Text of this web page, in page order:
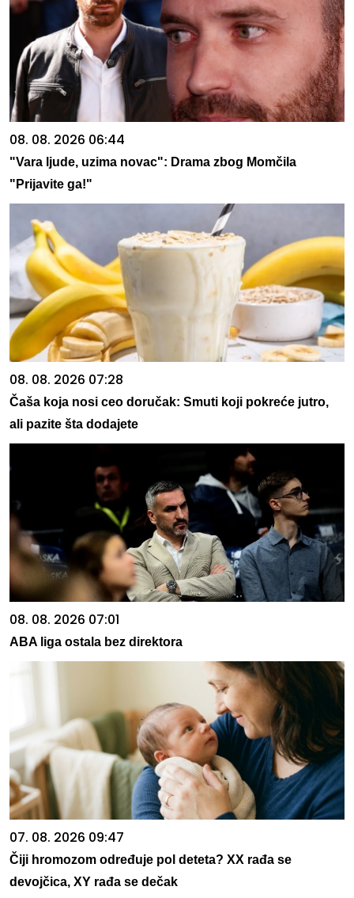
08. 08. 2026 06:44
"Vara ljude, uzima novac": Drama zbog Momčila
"Prijavite ga!"
08. 08. 2026 07:28
Čaša koja nosi ceo doručak: Smuti koji pokreće jutro,
ali pazite šta dodajete
08. 08. 2026 07:01
ABA liga ostala bez direktora
07. 08. 2026 09:47
Čiji hromozom određuje pol deteta? XX rađa se
devojčica, XY rađa se dečak